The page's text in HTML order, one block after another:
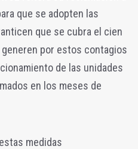
que se adopten las
que se cubra el cien
por estos contagios
de las unidades
en los meses de
medidas